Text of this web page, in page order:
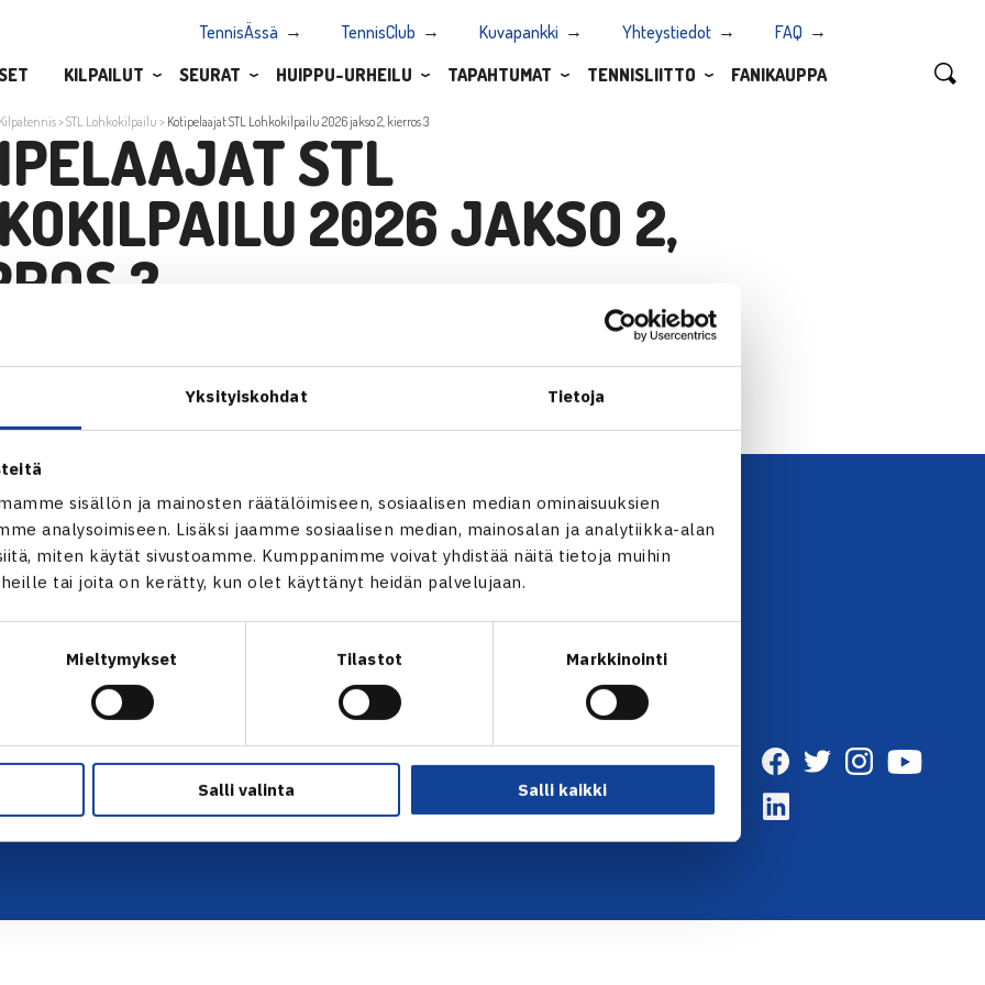
Yksityiskohdat Tietoja
sisällön ja mainosten räätälöimiseen, sosiaalisen median ominaisuuksien
analysoimiseen. Lisäksi jaamme sosiaalisen median, mainosalan ja analytiikka-alan
miten käytät sivustoamme. Kumppanimme voivat yhdistää näitä tietoja muihin
tai joita on kerätty, kun olet käyttänyt heidän palvelujaan.
Mieltymykset Tilastot Markkinointi
Salli valinta Salli kaikki
TennisÄssä TennisClub Kuvapankki Yhteystiedot
FAQ
KILPAILUT SEURAT HUIPPU-URHEILU TAPAHTUMAT TENNISLIITTO FANIKAUPPA
Kilpatennis>STL Lohkokilpailu > Kotipelaajat STL Lohkokilpailu 2026 jakso 2, kierros 3
STL
2026 JAKSO 2,
3
tie 1,
ALOITA HARRASTUS →
ALOITA KILPAILEMINEN →
KUVAPANKKI →
FAQ – USEIN KYSYTYT KYSYMYKSET
→
TIETOSUOJASELOSTE →
TILAA UUTISKIRJE →